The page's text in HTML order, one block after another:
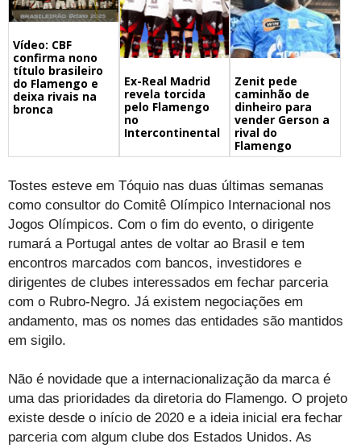
Vídeo: CBF
confirma nono
título brasileiro
do Flamengo e
deixa rivais na
bronca
Ex-Real Madrid
revela torcida
pelo Flamengo
no
Intercontinental
Zenit pede
caminhão de
dinheiro para
vender Gerson a
rival do
Flamengo
Tostes esteve em Tóquio nas duas últimas semanas
como consultor do Comitê Olímpico Internacional nos
Jogos Olímpicos. Com o fim do evento, o dirigente
rumará a Portugal antes de voltar ao Brasil e tem
encontros marcados com bancos, investidores e
dirigentes de clubes interessados em fechar parceria
com o Rubro-Negro. Já existem negociações em
andamento, mas os nomes das entidades são mantidos
em sigilo.
Não é novidade que a internacionalização da marca é
uma das prioridades da diretoria do Flamengo. O projeto
existe desde o início de 2020 e a ideia inicial era fechar
parceria com algum clube dos Estados Unidos. As